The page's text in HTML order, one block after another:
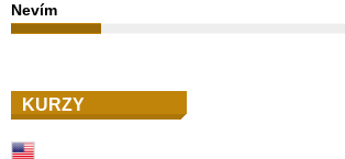
Nevím
KURZY